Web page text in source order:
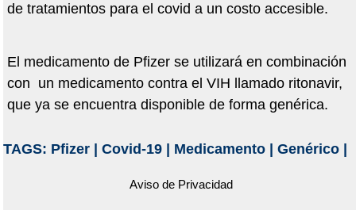
de tratamientos para el covid a un costo accesible.
El medicamento de Pfizer se utilizará en combinación
con un medicamento contra el VIH llamado ritonavir,
que ya se encuentra disponible de forma genérica.
TAGS: Pfizer| Covid-19| Medicamento| Genérico|
Aviso de Privacidad